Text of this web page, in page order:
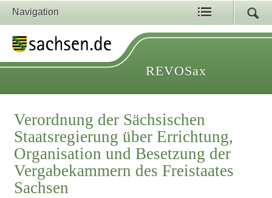
Navigation
REVOSax
Verordnung der Sächsischen
Staatsregierung über Errichtung,
Organisation und Besetzung der
Vergabekammern des Freistaates
Sachsen